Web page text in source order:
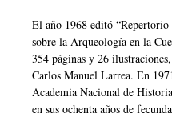
El año 1968 editó
sobre la Arqueología en la
354 páginas y 26
Carlos Manuel Larrea. En
Academia Nacional de
en sus ochenta años de